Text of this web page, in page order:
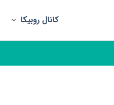
کانال روبیکا